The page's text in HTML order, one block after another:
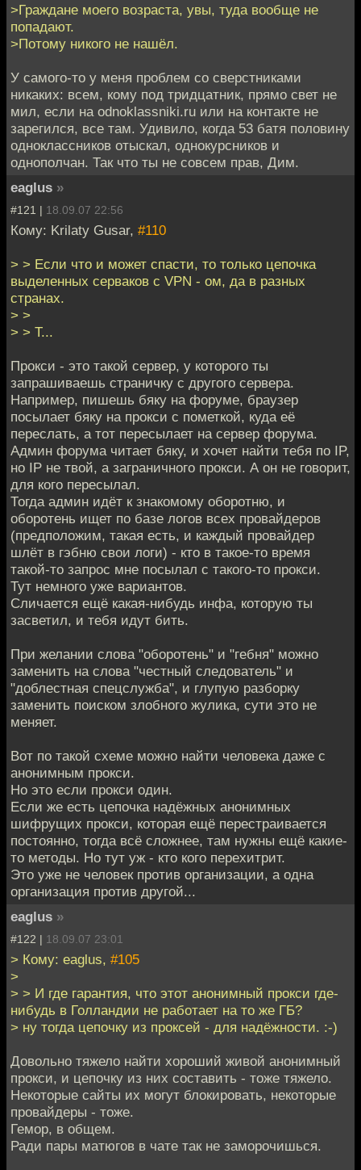
>Граждане моего возраста, увы, туда вообще не
попадают.
>Потому никого не нашёл.
У самого-то у меня проблем со сверстниками
никаких: всем, кому под тридцатник, прямо свет не
мил, если на odnoklassniki.ru или на контакте не
зарегился, все там. Удивило, когда 53 батя половину
одноклассников отыскал, однокурсников и
однополчан. Так что ты не совсем прав, Дим.
eaglus »
#121 | 18.09.07 22:56
Кому: Krilaty Gusar, #110
> > Если что и может спасти, то только цепочка
выделенных серваков с VPN - ом, да в разных
странах.
> >
> > Т...
Прокси - это такой сервер, у которого ты
запрашиваешь страничку с другого сервера.
Например, пишешь бяку на форуме, браузер
посылает бяку на прокси с пометкой, куда её
переслать, а тот пересылает на сервер форума.
Админ форума читает бяку, и хочет найти тебя по IP,
но IP не твой, а заграничного прокси. А он не говорит,
для кого пересылал.
Тогда админ идёт к знакомому оборотню, и
оборотень ищет по базе логов всех провайдеров
(предположим, такая есть, и каждый провайдер
шлёт в гэбню свои логи) - кто в такое-то время
такой-то запрос мне посылал с такого-то прокси.
Тут немного уже вариантов.
Сличается ещё какая-нибудь инфа, которую ты
засветил, и тебя идут бить.
При желании слова "оборотень" и "гебня" можно
заменить на слова "честный следователь" и
"доблестная спецслужба", и глупую разборку
заменить поиском злобного жулика, сути это не
меняет.
Вот по такой схеме можно найти человека даже с
анонимным прокси.
Но это если прокси один.
Если же есть цепочка надёжных анонимных
шифрущих прокси, которая ещё перестраивается
постоянно, тогда всё сложнее, там нужны ещё какие-
то методы. Но тут уж - кто кого перехитрит.
Это уже не человек против организации, а одна
организация против другой...
eaglus »
#122 | 18.09.07 23:01
> Кому: eaglus, #105
>
> > И где гарантия, что этот анонимный прокси где-
нибудь в Голландии не работает на то же ГБ?
> ну тогда цепочку из проксей - для надёжности. :-)
Довольно тяжело найти хороший живой анонимный
прокси, и цепочку из них составить - тоже тяжело.
Некоторые сайты их могут блокировать, некоторые
провайдеры - тоже.
Гемор, в общем.
Ради пары матюгов в чате так не заморочишься.